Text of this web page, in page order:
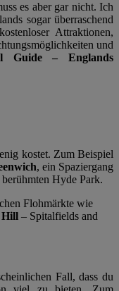
es aber gar nicht. Ich
sogar überraschend
Attraktionen,
und
Guide – Englands
kostet. Zum Beispiel
, ein Spaziergang
Hyde Park.
Flohmärkte wie
Hill – Spitalfields and
Fall, dass du